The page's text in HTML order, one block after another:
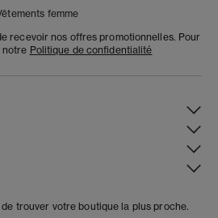
femme
recevoir nos offres promotionnelles. Pour
notre Politique de confidentialité
trouver votre boutique la plus proche.